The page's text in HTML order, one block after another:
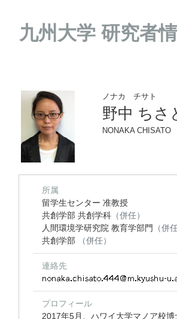
九州大学 研究者
ノナカ チサト
野中 ちさ
NONAKA CHISATO
所属
留学生センター 准教授
共創学部 共創学科 （併任）
人間環境学研究院 教育学部門
（併
共創学部
（併任）
連絡先
プロフィール
2017年5月、ハワイ大学マノア校博